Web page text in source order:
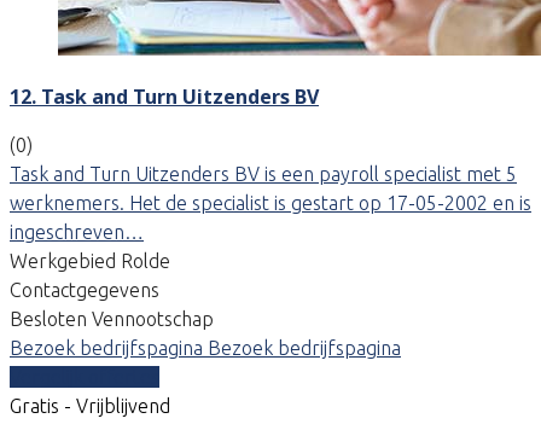
12. Task and Turn Uitzenders BV
(0)
Task and Turn Uitzenders BV is een payroll specialist met 5
werknemers. Het de specialist is gestart op 17-05-2002 en is
ingeschreven…
Werkgebied Rolde
Contactgegevens
Besloten Vennootschap
Bezoek bedrijfspagina Bezoek bedrijfspagina
Gratis - Vrijblijvend